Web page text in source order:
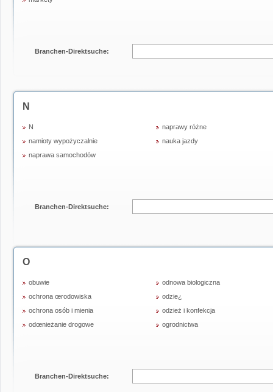
Branchen-Direktsuche:
N
N
namioty wypożyczalnie
naprawa samochodów
naprawy różne
nauka jazdy
Branchen-Direktsuche:
O
obuwie
ochrona œrodowiska
ochrona osób i mienia
odœnieżanie drogowe
odnowa biologiczna
odzie¿
odzież i konfekcja
ogrodnictwa
Branchen-Direktsuche: